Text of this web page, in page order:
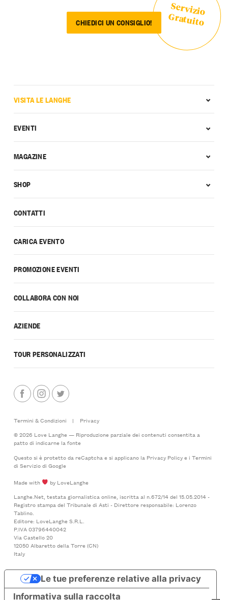
CHIEDICI UN CONSIGLIO!
Servizio
Gratuito
CONTATTI
CARICA EVENTO
PROMOZIONE EVENTI
COLLABORA CON NOI
AZIENDE
TOUR PERSONALIZZATI
VISITA LE LANGHE
EVENTI
MAGAZINE
SHOP
Termini & Condizioni |
Privacy
© 2026 Love Langhe — Riproduzione parziale dei contenuti consentita a
patto di indicarne la fonte
Questo si è protetto da reCaptcha e si applicano la Privacy Policye i Termini
di Serviziodi Google
Made with
by LoveLanghe
Langhe.Net, testata giornalistica online, iscritta al n.672/14 del 15.05.2014 -
Registro stampa del Tribunale di Asti - Direttore responsabile: Lorenzo
Tablino.
Editore: LoveLanghe S.R.L.
P.IVA 03796440042
Via Castello 20
12050 Albaretto della Torre (CN)
Italy
Informativa sulla raccolta
Le tue preferenze relative alla privacy